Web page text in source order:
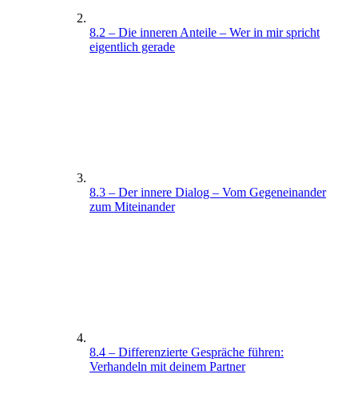
8.2 – Die inneren Anteile – Wer in mir spricht
eigentlich gerade
8.3 – Der innere Dialog – Vom Gegeneinander
zum Miteinander
8.4 – Differenzierte Gespräche führen:
Verhandeln mit deinem Partner